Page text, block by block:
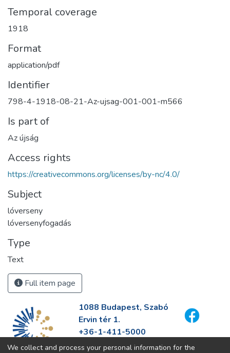
Temporal coverage
1918
Format
application/pdf
Identifier
798-4-1918-08-21-Az-ujsag-001-001-m566
Is part of
Az újság
Access rights
https://creativecommons.org/licenses/by-nc/4.0/
Subject
lóverseny
lóversenyfogadás
Type
Text
Full item page
1088 Budapest, Szabó
Ervin tér 1.
+36-1-411-5000
info@fszek.hu
We collect and process your personal information for the